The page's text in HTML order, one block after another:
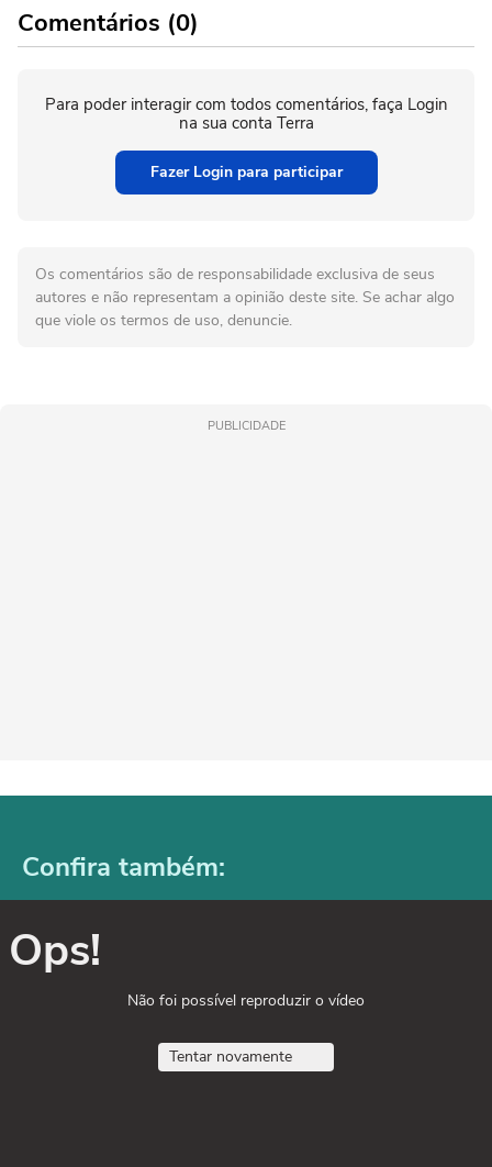
Comentários (0)
Para poder interagir com todos comentários, faça Login
na sua conta Terra
Fazer Login para participar
Os comentários são de responsabilidade exclusiva de seus
autores e não representam a opinião deste site. Se achar algo
que viole os termos de uso, denuncie.
PUBLICIDADE
Confira também:
Ops!
Não foi possível reproduzir o vídeo
Tentar novamente